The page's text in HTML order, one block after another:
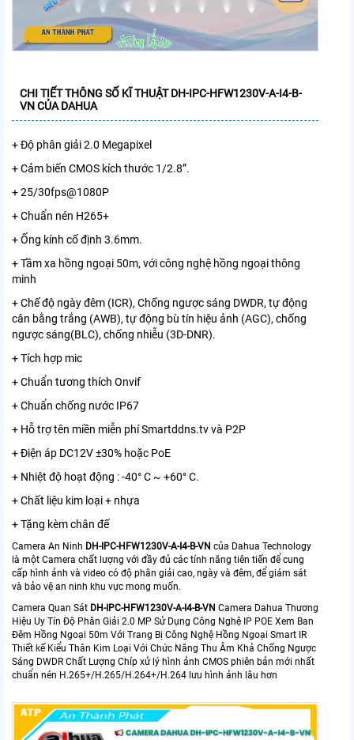
CHI TIẾT THÔNG SỐ KĨ THUẬT DH-IPC-HFW1230V-A-I4-B-
VN CỦA DAHUA
+ Độ phân giải 2.0 Megapixel
+ Cảm biến CMOS kích thước 1/2.8”.
+ 25/30fps@1080P
+ Chuẩn nén H265+
+ Ống kính cố định 3.6mm.
+ Tầm xa hồng ngoại 50m, với công nghệ hồng ngoại thông
minh
+ Chế độ ngày đêm (ICR), Chống ngược sáng DWDR, tự động
cân bằng trắng (AWB), tự động bù tín hiệu ảnh (AGC), chống
ngược sáng(BLC), chống nhiễu (3D-DNR).
+ Tích hợp mic
+ Chuẩn tương thích Onvif
+ Chuẩn chống nước IP67
+ Hỗ trợ tên miền miễn phí Smartddns.tv và P2P
+ Điện áp DC12V ±30% hoặc PoE
+ Nhiệt độ hoạt động : -40° C ~ +60° C.
+ Chất liệu kim loại + nhựa
+ Tặng kèm chân đế
Camera An Ninh DH-IPC-HFW1230V-A-I4-B-VN của Dahua Technology
là một Camera chất lượng với đầy đủ các tính năng tiên tiến để cung
cấp hình ảnh và video có độ phân giải cao, ngày và đêm, để giám sát
và bảo vệ an ninh khu vực mong muốn.
Camera Quan Sát DH-IPC-HFW1230V-A-I4-B-VN Camera Dahua Thương
Hiệu Uy Tín Độ Phân Giải 2.0 MP Sử Dụng Công Nghệ IP POE Xem Ban
Đêm Hồng Ngoại 50m Với Trang Bị Công Nghệ Hồng Ngoại Smart IR
Thiết kế Kiểu Thân Kim Loại Với Chức Năng Thu Âm Khả Chống Ngược
Sáng DWDR Chất Lượng Chíp xử lý hình ảnh CMOS phiên bản mới nhất
chuẩn nén H.265+/H.265/H.264+/H.264 lưu hình ảnh lâu hơn